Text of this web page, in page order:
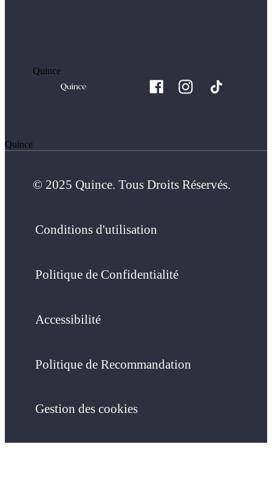
Quince
Quince
© 2025 Quince. Tous Droits Réservés.
Conditions d'utilisation
Politique de Confidentialité
Accessibilité
Politique de Recommandation
Gestion des cookies